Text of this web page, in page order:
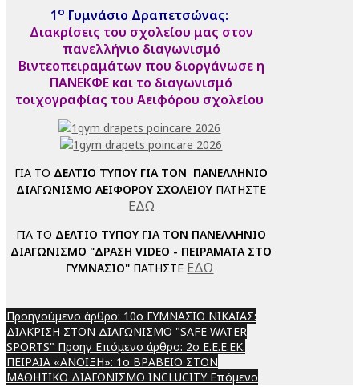
1 ο Γυμνάσιο Δραπετσώνας:
Διακρίσεις του σχολείου μας στον
πανελλήνιο διαγωνισμό
Βιντεοπειραμάτων που διοργάνωσε η
ΠΑΝΕΚΦΕ και το διαγωνισμό
τοιχογραφίας του Αειφόρου σχολείου
ΓΙΑ ΤΟ ΔΕΛΤΙΟ ΤΥΠΟΥ ΓΙΑ ΤΟΝ ΠΑΝΕΛΛΗΝΙΟ
ΔΙΑΓΩΝΙΣΜΟ ΑΕΙΦΟΡΟΥ ΣΧΟΛΕΙΟΥ ΠΑΤΗΣΤΕ
ΕΔΩ
ΓΙΑ ΤΟ ΔΕΛΤΙΟ ΤΥΠΟΥ ΓΙΑ ΤΟΝ ΠΑΝΕΛΛΗΝΙΟ
ΔΙΑΓΩΝΙΣΜΟ "ΔΡΑΣΗ VIDEO - ΠΕΙΡΑΜΑΤΑ ΣΤΟ
ΓΥΜΝΑΣΙΟ" ΠΑΤΗΣΤΕ ΕΔΩ
Προηγούμενο άρθρο: 10ο ΓΥΜΝΑΣΙΟ ΝΙΚΑΙΑΣ:
ΔΙΑΚΡΙΣΗ ΣΤΟN ΔΙΑΓΩΝΙΣΜΟ "SAFE WATER
SPORTS" Προηγ Επόμενο άρθρο: 2ο Ε.Ε.Ε.ΕΚ.
ΠΕΙΡΑΙΑ «ΑΝΟΙΞΗ»: 1ο ΒΡΑΒΕΙΟ ΣΤΟΝ
ΜΑΘΗΤΙΚΟ ΔΙΑΓΩΝΙΣΜΟ INCLUCITY Επόμενο